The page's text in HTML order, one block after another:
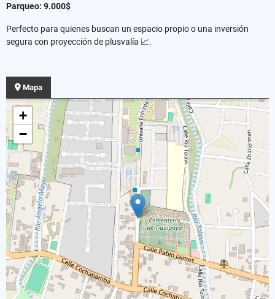
Parqueo: 9.000$
Perfecto para quienes buscan un espacio propio o una inversión
segura con proyección de plusvalía 📈.
Mapa
+
−